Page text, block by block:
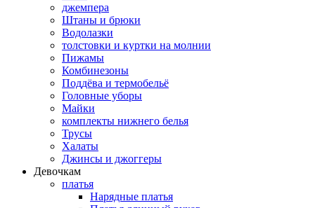
джемпера
Штаны и брюки
Водолазки
толстовки и куртки на молнии
Пижамы
Комбинезоны
Поддёва и термобельё
Головные уборы
Майки
комплекты нижнего белья
Трусы
Халаты
Джинсы и джоггеры
Девочкам
платья
Нарядные платья